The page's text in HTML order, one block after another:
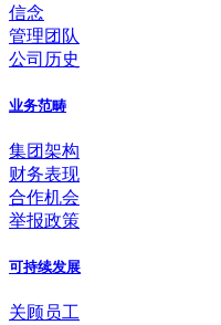
信念
管理团队
公司历史
业务范畴
集团架构
财务表现
合作机会
举报政策
可持续发展
关顾员工